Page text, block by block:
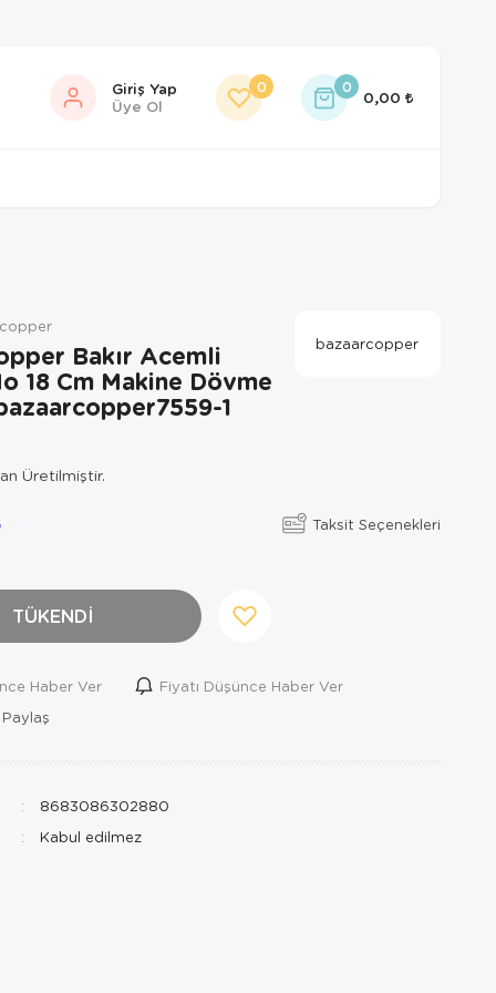
Giriş Yap
Üye Ol
0 0
0,00
Bakır Acemli
18 Cm Makine Dövme
bazaarcopper7559-1
bazaarcopper
Üretilmiştir.
Taksit Seçenekleri
TÜKENDİ
Haber Ver
Fiyatı Düşünce Haber Ver
8683086302880